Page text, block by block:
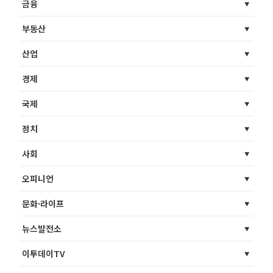
금융
부동산
산업
경제
국제
정치
사회
오피니언
문화·라이프
뉴스발전소
이투데이TV